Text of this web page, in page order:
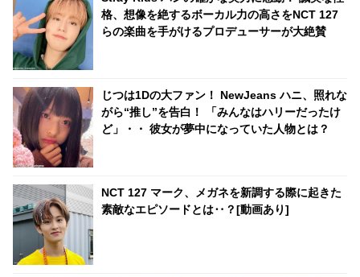
も実施へ
格、想像を絶するボーカル力の高さをNCT 127
らの楽曲を手がけるプロデューサーが大絶賛
じつは1Dの大ファン！ NewJeans ハニ、照れな
がら“推し”を告白！ 「みんなはハリーだったけ
ど」・・ 彼女が夢中になっていた人物とは？
NCT 127 マーク、メガネを新調する際に起きた
素敵なエピソードとは‥？[動画あり]